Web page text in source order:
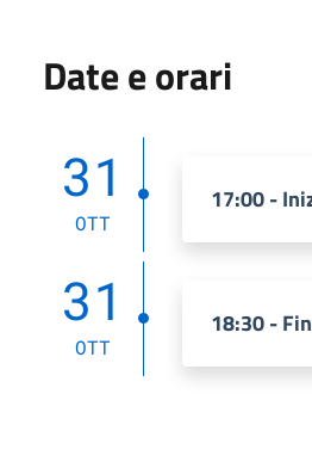
Date e orari
31
OTT
17:00 -
31
OTT
18:30 -